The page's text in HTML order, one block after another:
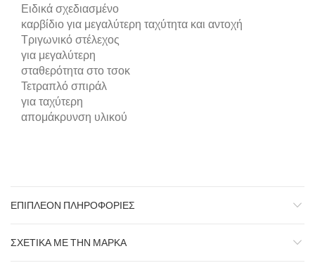
Ειδικά σχεδιασμένο
καρβίδιο για μεγαλύτερη ταχύτητα και αντοχή
Τριγωνικό στέλεχος
για μεγαλύτερη
σταθερότητα στο τσοκ
Τετραπλό σπιράλ
για ταχύτερη
απομάκρυνση υλικού
ΕΠΙΠΛΈΟΝ ΠΛΗΡΟΦΟΡΊΕΣ
ΣΧΕΤΙΚΆ ΜΕ ΤΗΝ ΜΆΡΚΑ